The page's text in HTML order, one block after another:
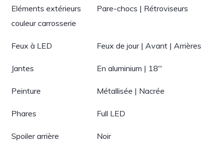
Eléments extérieurs
couleur carrosserie
Pare-chocs | Rétroviseurs
Feux à LED Feux de jour | Avant | Arrières
Jantes En aluminium | 18''
Peinture Métallisée | Nacrée
Phares Full LED
Spoiler arrière Noir